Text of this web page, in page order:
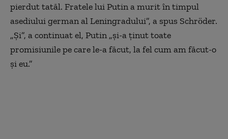
pierdut tatăl. Fratele lui Putin a murit în timpul
asediului german al Leningradului”, a spus Schröder.
„Și”, a continuat el, Putin „și-a ținut toate
promisiunile pe care le-a făcut, la fel cum am făcut-o
și eu.”